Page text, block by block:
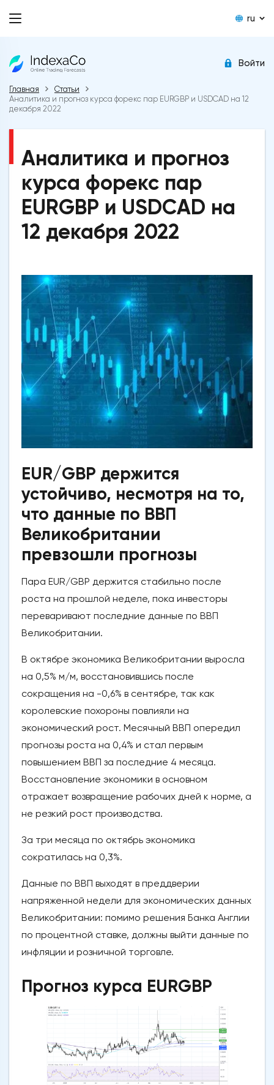
ru
Войти
Главная
Статьи
Аналитика и прогноз курса форекс пар EURGBP и USDCAD на 12
декабря 2022
Аналитика и прогноз
курса форекс пар
EURGBP и USDCAD на
12 декабря 2022
EUR/GBP держится
устойчиво, несмотря на то,
что данные по ВВП
Великобритании
превзошли прогнозы
Пара EUR/GBP держится стабильно после
роста на прошлой неделе, пока инвесторы
переваривают последние данные по ВВП
Великобритании.
В октябре экономика Великобритании выросла
на 0,5% м/м, восстановившись после
сокращения на -0,6% в сентябре, так как
королевские похороны повлияли на
экономический рост. Месячный ВВП опередил
прогнозы роста на 0,4% и стал первым
повышением ВВП за последние 4 месяца.
Восстановление экономики в основном
отражает возвращение рабочих дней к норме, а
не резкий рост производства.
За три месяца по октябрь экономика
сократилась на 0,3%.
Данные по ВВП выходят в преддверии
напряженной недели для экономических данных
Великобритании: помимо решения Банка Англии
по процентной ставке, должны выйти данные по
инфляции и розничной торговле.
Прогноз курса EURGBP